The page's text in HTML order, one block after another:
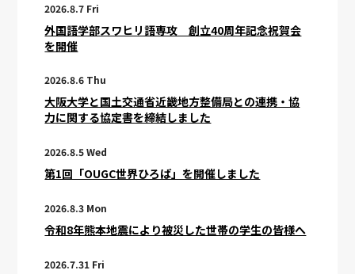
2026.8.7 Fri
外国語学部スワヒリ語専攻 創立40周年記念祝賀会
を開催
2026.8.6 Thu
大阪大学と国土交通省近畿地方整備局との連携・協
力に関する協定書を締結しました
2026.8.5 Wed
第1回「OUGC世界ひろば」を開催しました
2026.8.3 Mon
令和8年熊本地震により被災した世帯の学生の皆様へ
2026.7.31 Fri